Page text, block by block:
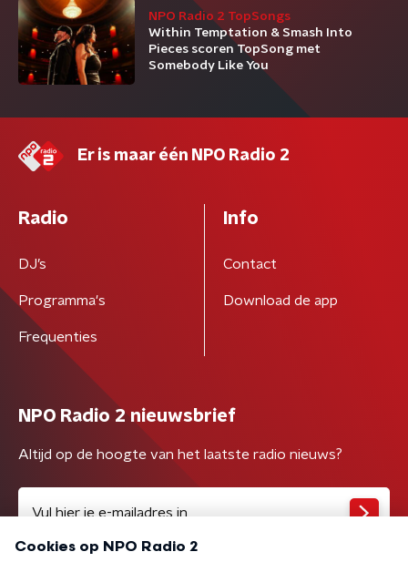
NPO Radio 2 TopSongs
Within Temptation & Smash Into
Pieces scoren TopSong met
Somebody Like You
Er is maar één NPO Radio 2
Radio
DJ’s
Programma's
Frequenties
Info
Contact
Download de app
NPO Radio 2 nieuwsbrief
Altijd op de hoogte van het laatste radio nieuws?